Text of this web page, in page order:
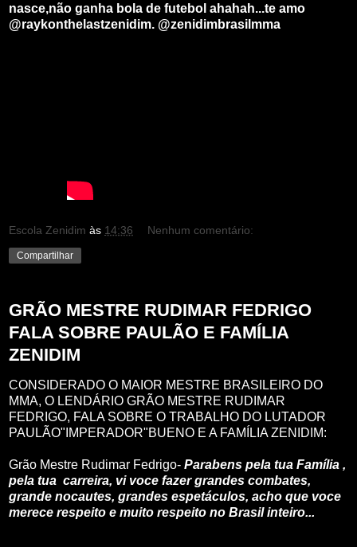
nasce,não ganha bola de futebol ahahah...te amo
@raykonthelastzenidim. @zenidimbrasilmma
Escola Zenidim às 14:36 Nenhum comentário:
Compartilhar
GRÃO MESTRE RUDIMAR FEDRIGO
FALA SOBRE PAULÃO E FAMÍLIA
ZENIDIM
CONSIDERADO O MAIOR MESTRE BRASILEIRO DO
MMA, O LENDÁRIO GRÃO MESTRE RUDIMAR
FEDRIGO, FALA SOBRE O TRABALHO DO LUTADOR
PAULÃO"IMPERADOR"BUENO E A FAMÍLIA ZENIDIM:
Grão Mestre Rudimar Fedrigo- Parabens pela tua Família ,
pela tua carreira, vi voce fazer grandes combates,
grande nocautes, grandes espetáculos, acho que voce
merece respeito e muito respeito no Brasil inteiro...